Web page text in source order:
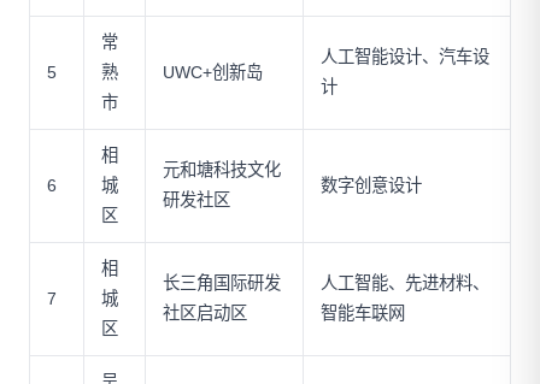
5
常
熟
市
UWC+创新岛
人工智能设计、汽车设
计
6
相
城
区
元和塘科技文化
研发社区
数字创意设计
7
相
城
区
长三角国际研发
社区启动区
人工智能、先进材料、
智能车联网